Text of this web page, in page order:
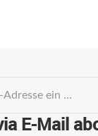
E-Mail